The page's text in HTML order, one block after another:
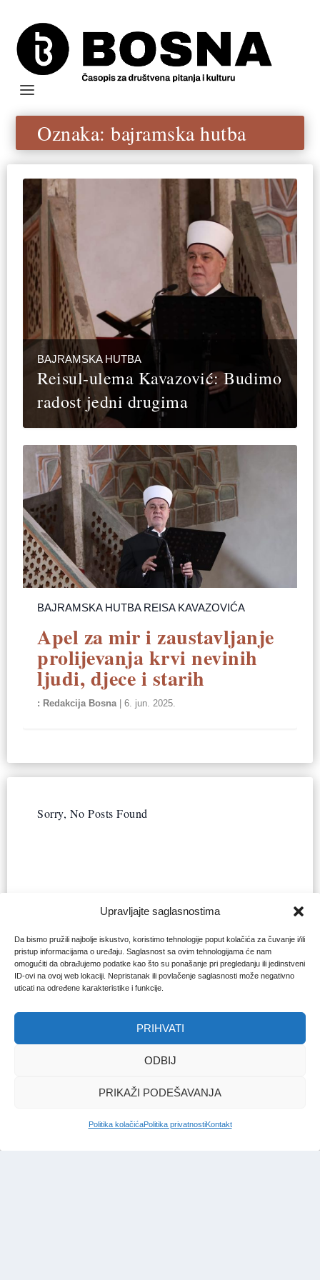
Upravljajte saglasnostima
Da bismo pružili najbolje iskustvo, koristimo tehnologije poput kolačića za čuvanje i/ili
pristup informacijama o uređaju. Saglasnost sa ovim tehnologijama će nam
omogućiti da obrađujemo podatke kao što su ponašanje pri pregledanju ili jedinstveni
ID-ovi na ovoj web lokaciji. Nepristanak ili povlačenje saglasnosti može negativno
uticati na određene karakteristike i funkcije.
PRIHVATI
ODBIJ
PRIKAŽI PODEŠAVANJA
Politika kolačićaPolitika privatnostiKontakt
Oznaka:bajramska hutba
BAJRAMSKA HUTBA
Reisul-ulema Kavazović: Budimo
radost jedni drugima
BAJRAMSKA HUTBA REISA KAVAZOVIĆA
Apel za mir i zaustavljanje
prolijevanja krvi nevinih
ljudi, djece i starih
Redakcija Bosna|6. jun. 2025.
Sorry, No Posts Found